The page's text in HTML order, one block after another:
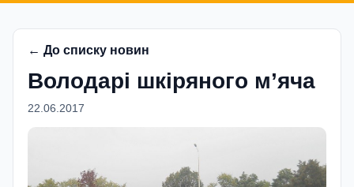
← До списку новин
Володарі шкіряного м’яча
22.06.2017